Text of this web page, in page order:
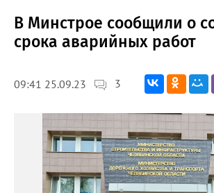
В Минстрое сообщили о
срока аварийных работ
09:41 25.09.23 3